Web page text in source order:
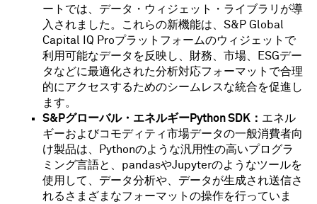
ートでは、データ・ウィジェット・ライブラリが導
入されました。これらの新機能は、S&P Global
Capital IQ Proプラットフォームのウィジェットで
利用可能なデータを反映し、財務、市場、ESGデー
タなどに最適化された分析対応フォーマットで合理
的にアクセスするためのシームレスな統合を促進し
ます。
S&Pグローバル・エネルギーPython SDK： エネル
ギーおよびコモディティ市場データの一般消費者向
け製品は、Pythonのような汎用性の高いプログラ
ミング言語と、pandasやJupyterのようなツールを
使用して、データ分析や、データが生成され送信さ
れるさまざまなフォーマットの操作を行っていま